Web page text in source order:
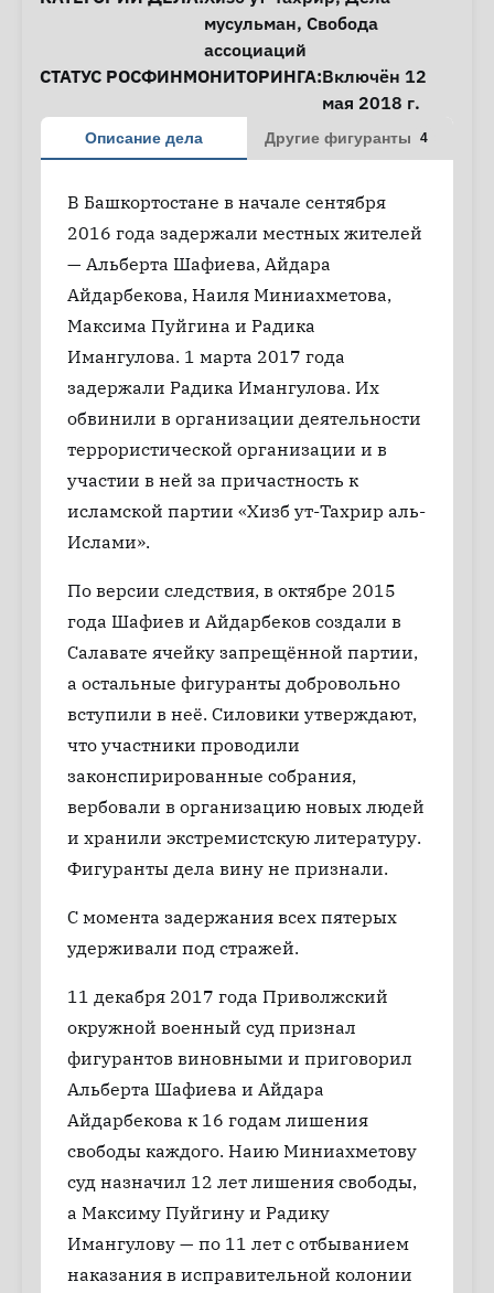
мусульман, Свобода
ассоциаций
СТАТУС РОСФИНМОНИТОРИНГА:Включён 12
мая 2018 г.
Описание дела Другие фигуранты 4
В Башкортостане в начале сентября
2016 года задержали местных жителей
— Альберта Шафиева, Айдара
Айдарбекова, Наиля Миниахметова,
Максима Пуйгина и Радика
Имангулова. 1 марта 2017 года
задержали Радика Имангулова. Их
обвинили в организации деятельности
террористической организации и в
участии в ней за причастность к
исламской партии «Хизб ут-Тахрир аль-
Ислами».
По версии следствия, в октябре 2015
года Шафиев и Айдарбеков создали в
Салавате ячейку запрещённой партии,
а остальные фигуранты добровольно
вступили в неё. Силовики утверждают,
что участники проводили
законспирированные собрания,
вербовали в организацию новых людей
и хранили экстремистскую литературу.
Фигуранты дела вину не признали.
С момента задержания всех пятерых
удерживали под стражей.
11 декабря 2017 года Приволжский
окружной военный суд признал
фигурантов виновными и приговорил
Альберта Шафиева и Айдара
Айдарбекова к 16 годам лишения
свободы каждого. Наию Миниахметову
суд назначил 12 лет лишения свободы,
а Максиму Пуйгину и Радику
Имангулову — по 11 лет с отбыванием
наказания в исправительной колонии